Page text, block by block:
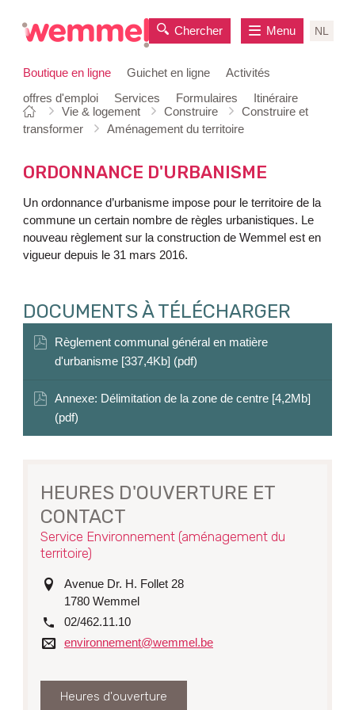
au
Boutique en ligne Guichet en ligne
Activités
offres d'emploi
Services Formulaires Itinéraire
Chercher NL
Menu
Vous
êtes
Page
de
Vie & logement Construire
Construire et
transformer
Aménagement du territoire
ORDONNANCE D'URBANISME
Un ordonnance d’urbanisme impose pour le territoire de la
commune un certain nombre de règles urbanistiques. Le
nouveau règlement sur la construction de Wemmel est en
vigueur depuis le 31 mars 2016.
DOCUMENTS À TÉLÉCHARGER
Règlement communal général en matière
d'urbanisme [337,4Kb] (pdf)
Annexe: Délimitation de la zone de centre [4,2Mb]
(pdf)
HEURES D'OUVERTURE ET
CONTACT
Service Environnement (aménagement du
territoire)
adresseAvenue Dr. H. Follet 28
1780 Wemmel
tél.
02/462.11.10
Courrielenvironnement@wemmel.be
Heures d'ouverture